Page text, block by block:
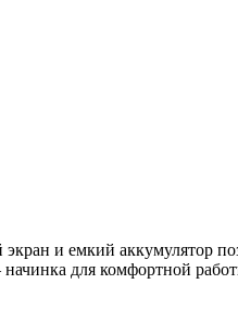
и емкий аккумулятор
для комфортной